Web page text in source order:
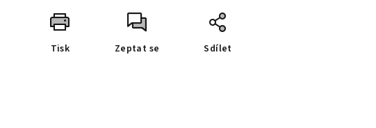
Tisk Zeptat se Sdílet